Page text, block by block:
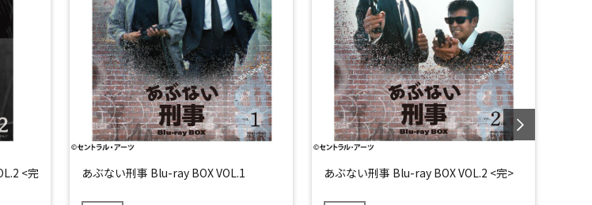
<完
あぶない刑事 Blu-ray BOX VOL.1 あぶない刑事 Blu-ray BOX VOL.2 <完>